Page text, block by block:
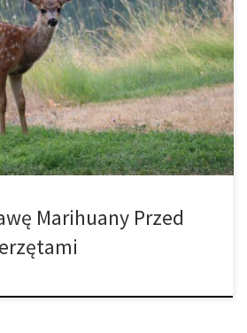
guerilla przed dzikimi zwierzętami?
są narażeni na wyzwania ze wszystkich
kogoś, kto odkryje jego
niebezpieczeństwo utraty plonów
szkodników i patogenów, z którymi
hodowca konopi, ale […]
Marihuany Przed